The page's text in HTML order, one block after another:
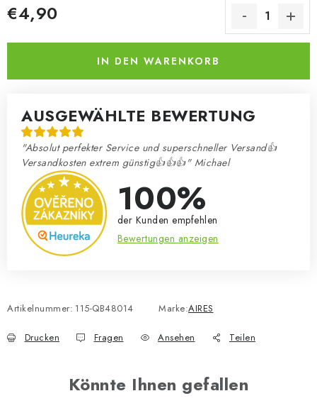
€4,90
IN DEN WARENKORB
AUSGEWÄHLTE BEWERTUNG
"Absolut perfekter Service und superschneller Versand👍
Versandkosten extrem günstig👍👍👍" Michael
100%
der Kunden empfehlen
Bewertungen anzeigen
Artikelnummer: 115-QB48014 Marke:AIRES
Drucken Fragen Ansehen Teilen
Könnte Ihnen gefallen